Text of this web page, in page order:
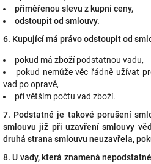
přiměřenou slevu z kupní ceny,
odstoupit od smlouvy.
6. Kupující má právo odstoupit od
pokud má zboží podstatnou vadu,
pokud nemůže věc řádně užívat
vad po opravě,
při větším počtu vad zboží.
7. Podstatné je takové porušení
smlouvu již při uzavření smlouvy
druhá strana smlouvu neuzavřela,
8. U vady, která znamená